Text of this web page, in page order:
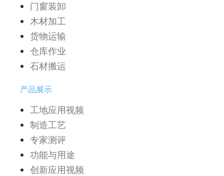
门窗装卸
木材加工
货物运输
仓库作业
石材搬运
产品展示
工地应用视频
制造工艺
专家测评
功能与用途
创新应用视频